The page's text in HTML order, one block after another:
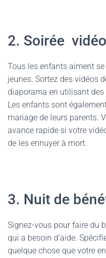
2. Soirée
Tous les enfants aiment
jeunes. Sortez des vidéos
diaporama en utilisant des
Les enfants sont
mariage de leurs parents.
avance rapide si votre
de les ennuyer à mort.
3. Nuit de
Signez-vous pour faire du
qui a besoin d’aide.
quelque chose que votre